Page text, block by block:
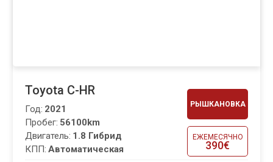
РЫШКАНОВКА
ЕЖЕМЕСЯЧНО
390€
Toyota C-HR
Пробег: 56100km
Год: 2021
Двигатель: 1.8 Гибрид
КПП: Автоматическая